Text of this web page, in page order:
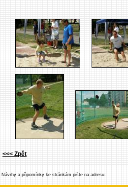
<<< Zpět
Návrhy a připomínky ke stránkám pište na adresu: